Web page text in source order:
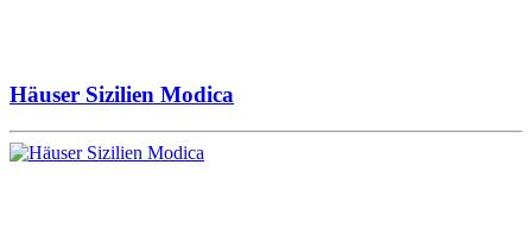
Häuser Sizilien Modica